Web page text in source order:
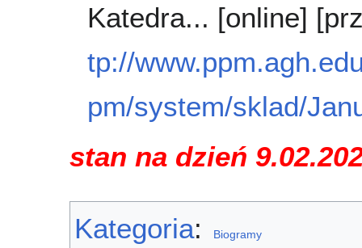
Katedra... [online]
tp://
pm/system/sklad/
stan na dzień
Kategoria: Biogramy